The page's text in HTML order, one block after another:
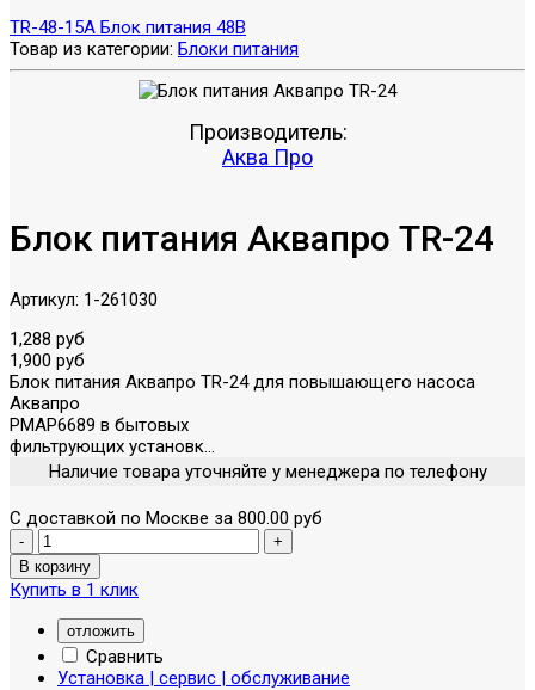
TR-48-15A Блок питания 48В
Товар из категории: Блоки питания
Производитель:
Аква Про
Блок питания Аквапро TR-24
Артикул: 1-261030
1,288 руб
1,900 руб
Блок питания Аквапро TR-24 для повышающего насоса
Аквапро
PMAP6689 в бытовых
фильтрующих установк...
Наличие товара уточняйте у менеджера по телефону
С доставкой по Москве за 800.00 руб
Купить в 1 клик
отложить
Сравнить
Установка | сервис | обслуживание